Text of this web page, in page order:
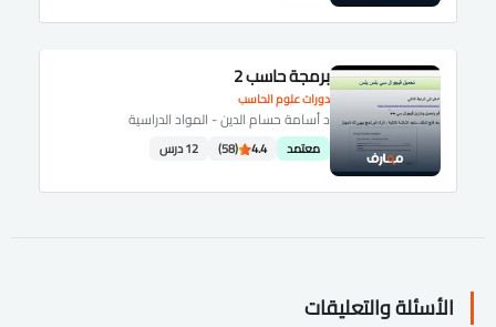
دورات علوم الحاسب
برمجة حاسب 2
د أسامة حسام الدين - المواد الدراسية
معتمد 4.4
(58) 12 درس
الأسئلة والتعليقات